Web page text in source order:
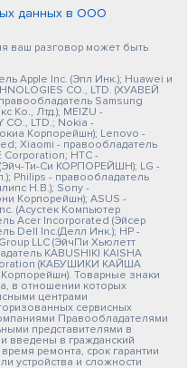
данных в ООО
ваш разговор может быть
Apple Inc. (Эпл Инк.); Huawei и
CO., LTD. (ХУАВЕЙ
Samsung
Ко., Лтд.); MEIZU -
CO., LTD.; Nokia -
Корпорейшн); Lenovo -
Xiaomi - правообладатель
Corporation; HTC -
(Эйч-Ти-Си КОРПОРЕЙШН); LG -
Philips - правообладатель
Н.В.); Sony -
Корпорейшн); ASUS -
(Асустек Компьютер
Acer Incorporated (Эйсер
Dell Inc.(Делл Инк.); HP -
LLC (ЭйчПи Хьюлетт
KABUSHIKI KAISHA
(КАБУШИКИ КАЙША
Товарные знаки
в отношении которых
центрами
сервисных
Правообладателями
представителями в
введены в гражданский
ремонта, срок гарантии
устройства и сложности